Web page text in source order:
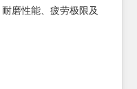
磨性能、疲劳极限及